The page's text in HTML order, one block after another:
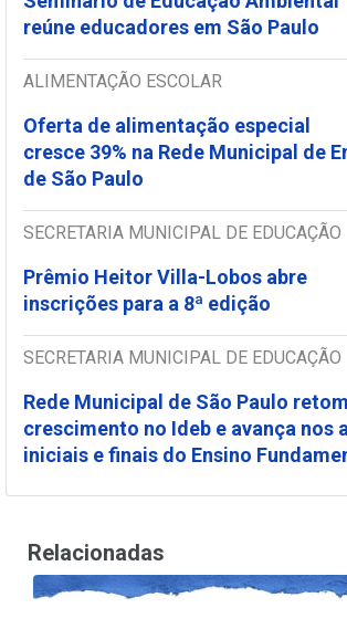
reúne educadores em São Paulo
ALIMENTAÇÃO ESCOLAR
Oferta de alimentação especial
cresce 39% na Rede Municipal de
de São Paulo
SECRETARIA MUNICIPAL DE EDUCAÇÃO
Prêmio Heitor Villa-Lobos abre
inscrições para a 8ª edição
SECRETARIA MUNICIPAL DE EDUCAÇÃO
Rede Municipal de São Paulo
crescimento no Ideb e avança nos
iniciais e finais do Ensino
Relacionadas